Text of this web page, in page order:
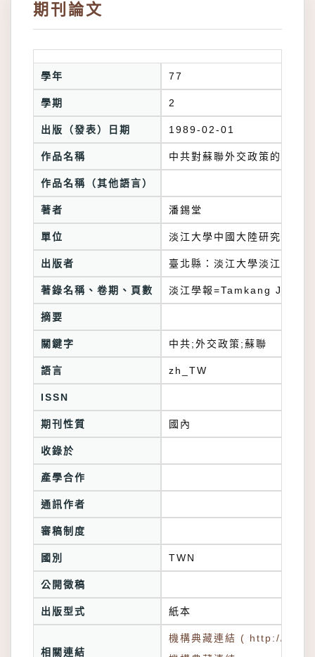
期刊論文
學年 77
學期 2
出版（發表）日期 1989-02-01
作品名稱 中共對蘇聯外交政策的剖析
作品名稱（其他語言）
著者 潘錫堂
單位 淡江大學中國大陸研究所
出版者 臺北縣：淡江大學淡江時報社
著錄名稱、卷期、頁數 淡江學報=Tamkang
摘要
關鍵字 中共;外交政策;蘇聯
語言 zh_TW
ISSN
期刊性質 國內
收錄於
產學合作
通訊作者
審稿制度
國別 TWN
公開徵稿
出版型式 紙本
相關連結
機構典藏連結 ( http://